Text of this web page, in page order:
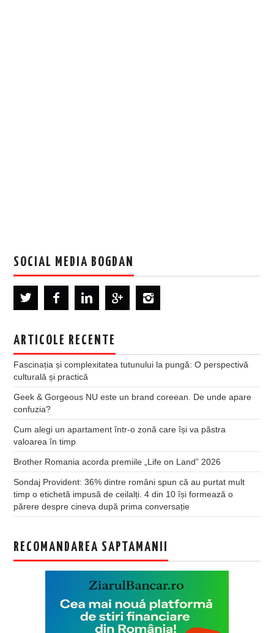
SOCIAL MEDIA BOGDAN
ARTICOLE RECENTE
Fascinația și complexitatea tutunului la pungă: O perspectivă
culturală și practică
Geek & Gorgeous NU este un brand coreean. De unde apare
confuzia?
Cum alegi un apartament într-o zonă care își va păstra
valoarea în timp
Brother Romania acorda premiile „Life on Land” 2026
Sondaj Provident: 36% dintre români spun că au purtat mult
timp o etichetă impusă de ceilalți. 4 din 10 își formează o
părere despre cineva după prima conversație
RECOMANDAREA SAPTAMANII